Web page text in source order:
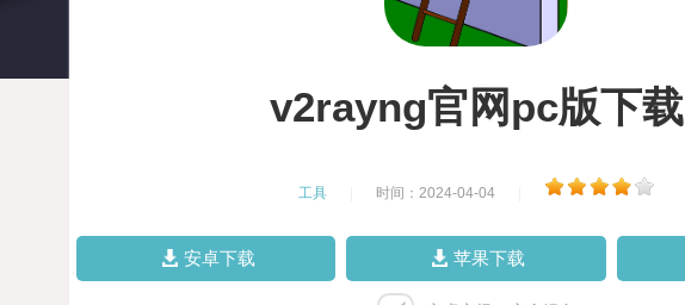
v2rayng官网pc版下载
工具 时间：2024-04-04
安卓下载 苹果下载